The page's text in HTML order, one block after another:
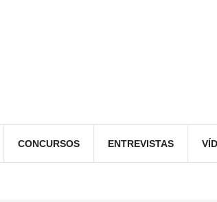
CONCURSOS ENTREVISTAS